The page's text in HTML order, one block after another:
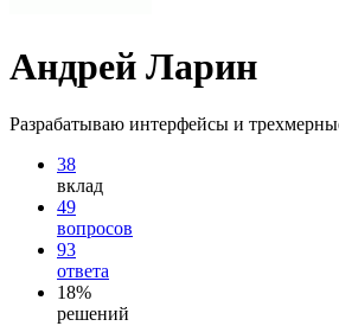
Андрей Ларин
Разрабатываю интерфейсы и
38
вклад
49
вопросов
93
ответа
18%
решений